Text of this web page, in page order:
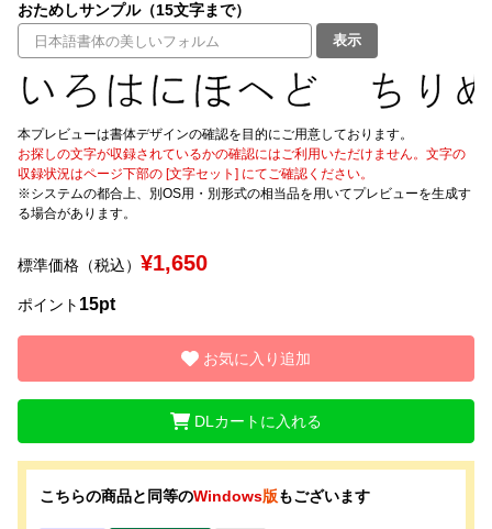
よくあるご質問
お問い合わせ
太さ・ウェイト
文字種類
価格帯
リセット 検索
おためしサンプル（15文字まで）
表示
本プレビューは書体デザインの確認を目的にご用意しております。
お探しの文字が収録されているかの確認にはご利用いただけません。文字の
収録状況はページ下部の [文字セット] にてご確認ください。
※システムの都合上、別OS用・別形式の相当品を用いてプレビューを生成す
る場合があります。
標準価格（税込） ¥1,650
ポイント 15pt
お気に入り追加
DLカートに入れる
こちらの商品と同等のWindows版もございます